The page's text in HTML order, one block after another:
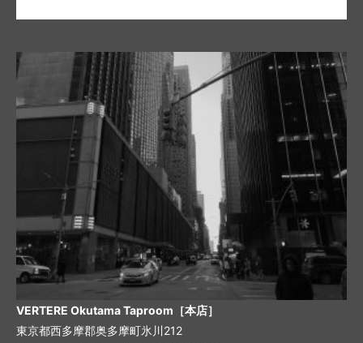
VERTERE Okutama Taproom［本店］
東京都西多摩郡奥多摩町氷川212